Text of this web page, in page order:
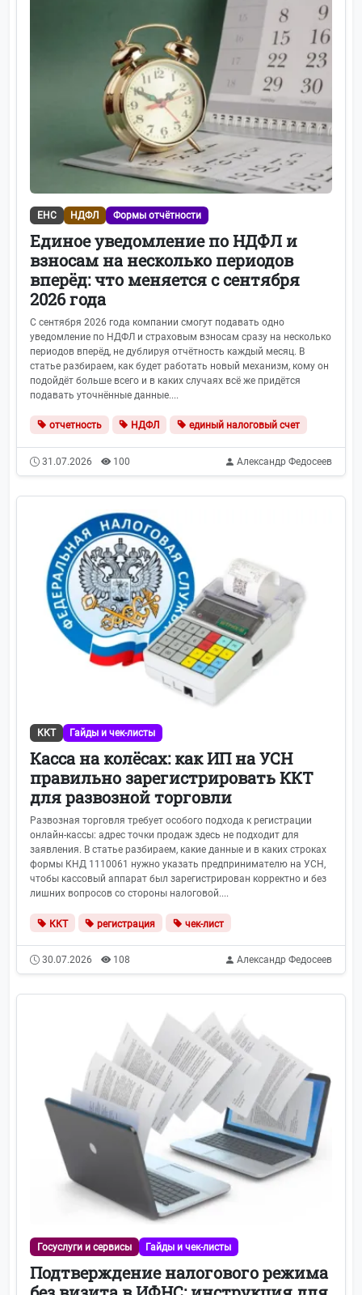
ЕНС НДФЛ Формы отчётности
Единое уведомление по НДФЛ и
взносам на несколько периодов
вперёд: что меняется с сентября
2026 года
С сентября 2026 года компании смогут подавать одно
уведомление по НДФЛ и страховым взносам сразу на несколько
периодов вперёд, не дублируя отчётность каждый месяц. В
статье разбираем, как будет работать новый механизм, кому он
подойдёт больше всего и в каких случаях всё же придётся
подавать уточнённые данные....
отчетность НДФЛ единый налоговый счет
31.07.2026 100 Александр Федосеев
ККТ Гайды и чек-листы
Касса на колёсах: как ИП на УСН
правильно зарегистрировать ККТ
для развозной торговли
Развозная торговля требует особого подхода к регистрации
онлайн-кассы: адрес точки продаж здесь не подходит для
заявления. В статье разбираем, какие данные и в каких строках
формы КНД 1110061 нужно указать предпринимателю на УСН,
чтобы кассовый аппарат был зарегистрирован корректно и без
лишних вопросов со стороны налоговой....
ККТ регистрация чек-лист
30.07.2026 108 Александр Федосеев
Госуслуги и сервисы Гайды и чек-листы
Подтверждение налогового режима